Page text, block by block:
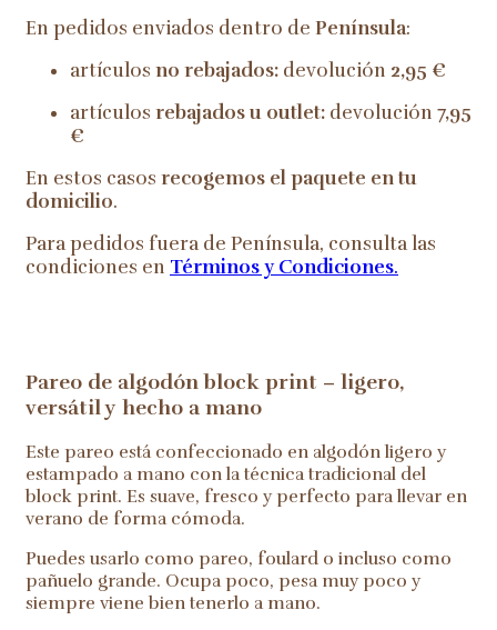
En pedidos enviados dentro de Península:
artículos no rebajados: devolución 2,95 €
artículos rebajados u outlet: devolución 7,95
€
En estos casos recogemos el paquete en tu
domicilio.
Para pedidos fuera de Península, consulta las
condiciones en Términos y Condiciones.
Pareo de algodón block print – ligero,
versátil y hecho a mano
Este pareo está confeccionado en algodón ligero y
estampado a mano con la técnica tradicional del
block print. Es suave, fresco y perfecto para llevar en
verano de forma cómoda.
Puedes usarlo como pareo, foulard o incluso como
pañuelo grande. Ocupa poco, pesa muy poco y
siempre viene bien tenerlo a mano.